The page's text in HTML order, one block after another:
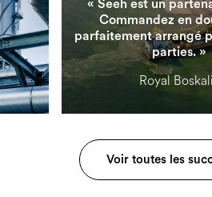
« Seeh est un
Commandez en
parfaitement arrangé
parties. »
Royal
Voir toutes les